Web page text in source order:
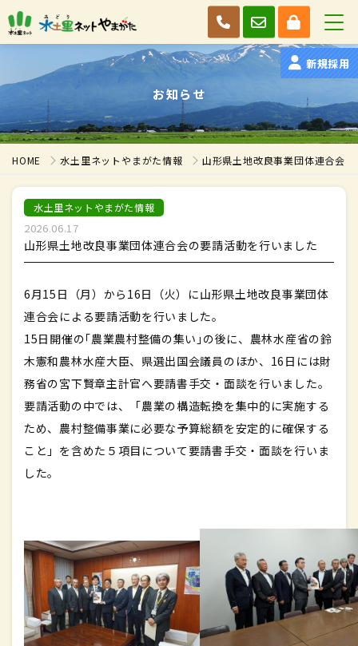
お知らせ
HOME 水土里ネットやまがた情報 山形県土地改良事業団体連合会
水土里ネットやまがた情報
2026.06.17
山形県土地改良事業団体連合会の要請活動を行いました
6月15日（月）から16日（火）に山形県土地改良事業団体
連合会による要請活動を行いました。
15日開催の｢農業農村整備の集い｣の後に、農林水産省の鈴
木憲和農林水産大臣、県選出国会議員のほか、16日には財
務省の宮下賢章主計官へ要請書手交・面談を行いました。
要請活動の中では、「農業の構造転換を集中的に実施する
ため、農村整備事業に必要な予算総額を安定的に確保する
こと」を含めた５項目について要請書手交・面談を行いま
した。
新規採用